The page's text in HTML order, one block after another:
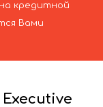
кредитной
Вами